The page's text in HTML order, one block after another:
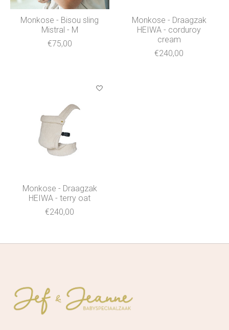
Monkose - Bisou sling
Mistral - M
€75,00
Monkose - Draagzak
HEIWA - corduroy
cream
€240,00
Monkose - Draagzak
HEIWA - terry oat
€240,00